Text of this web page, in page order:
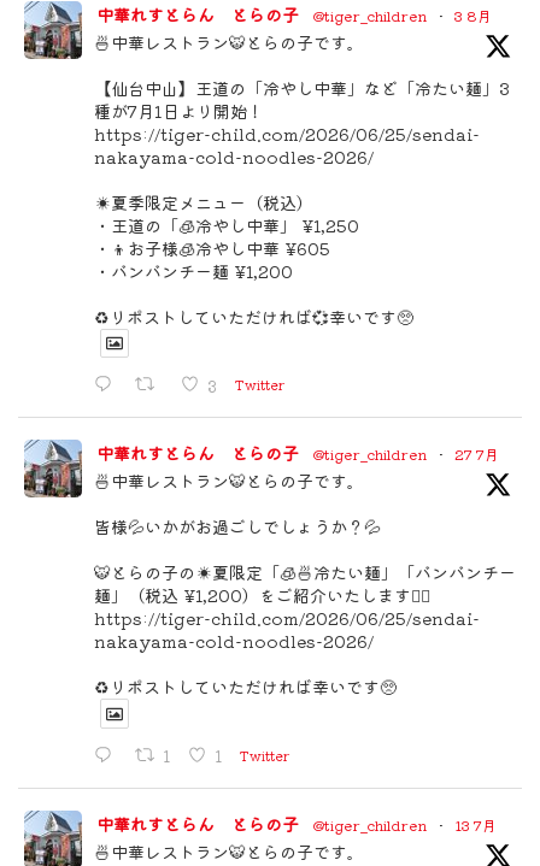
中華れすとらん とらの子 @tiger_children · 3 8月
🍜中華レストラン🐯とらの子です。
【仙台中山】王道の「冷やし中華」など「冷たい麺」3
種が7月1日より開始！
https://tiger-child.com/2026/06/25/sendai-
nakayama-cold-noodles-2026/
☀️夏季限定メニュー（税込）
・王道の「🧊冷やし中華」 ¥1,250
・👦お子様🧊冷やし中華 ¥605
・バンバンチー麺 ¥1,200
♻️リポストしていただければ💞幸いです🥺
3 Twitter
中華れすとらん とらの子 @tiger_children · 27 7月
🍜中華レストラン🐯とらの子です。
皆様💦いかがお過ごしでしょうか？💦
🐯とらの子の☀️夏限定「🧊🍜冷たい麺」「バンバンチー
麺」（税込 ¥1,200）をご紹介いたします🙇‍♂️
https://tiger-child.com/2026/06/25/sendai-
nakayama-cold-noodles-2026/
♻️リポストしていただければ幸いです🥺
1 1 Twitter
中華れすとらん とらの子 @tiger_children · 13 7月
🍜中華レストラン🐯とらの子です。